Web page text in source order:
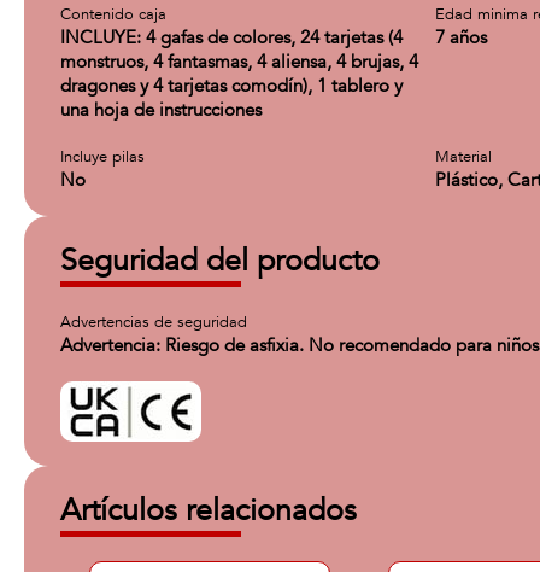
Contenido caja
INCLUYE: 4 gafas de colores, 24 tarjetas (4
monstruos, 4 fantasmas, 4 aliensa, 4 brujas, 4
dragones y 4 tarjetas comodín), 1 tablero y
una hoja de instrucciones
Edad minima
7 años
Incluye pilas
No
Material
Plástico,
Seguridad del producto
Advertencias de seguridad
Advertencia: Riesgo de asfixia. No recomendado para
Artículos relacionados